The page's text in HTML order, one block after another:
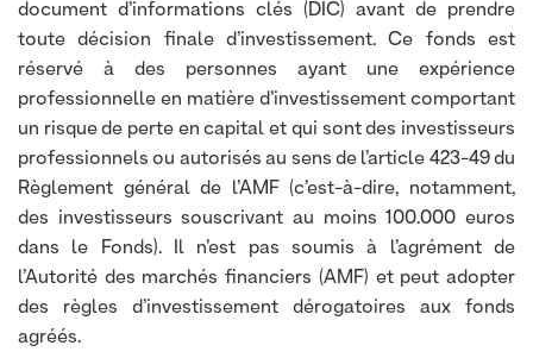
document d’informations clés (DIC) avant de prendre
toute décision finale d’investissement. Ce fonds est
réservé à des personnes ayant une expérience
professionnelle en matière d’investissement comportant
un risque de perte en capital et qui sont des investisseurs
professionnels ou autorisés au sens de l’article 423-49 du
Règlement général de l’AMF (c’est-à-dire, notamment,
des investisseurs souscrivant au moins 100.000 euros
dans le Fonds). Il n’est pas soumis à l’agrément de
l’Autorité des marchés financiers (AMF) et peut adopter
des règles d’investissement dérogatoires aux fonds
agréés.